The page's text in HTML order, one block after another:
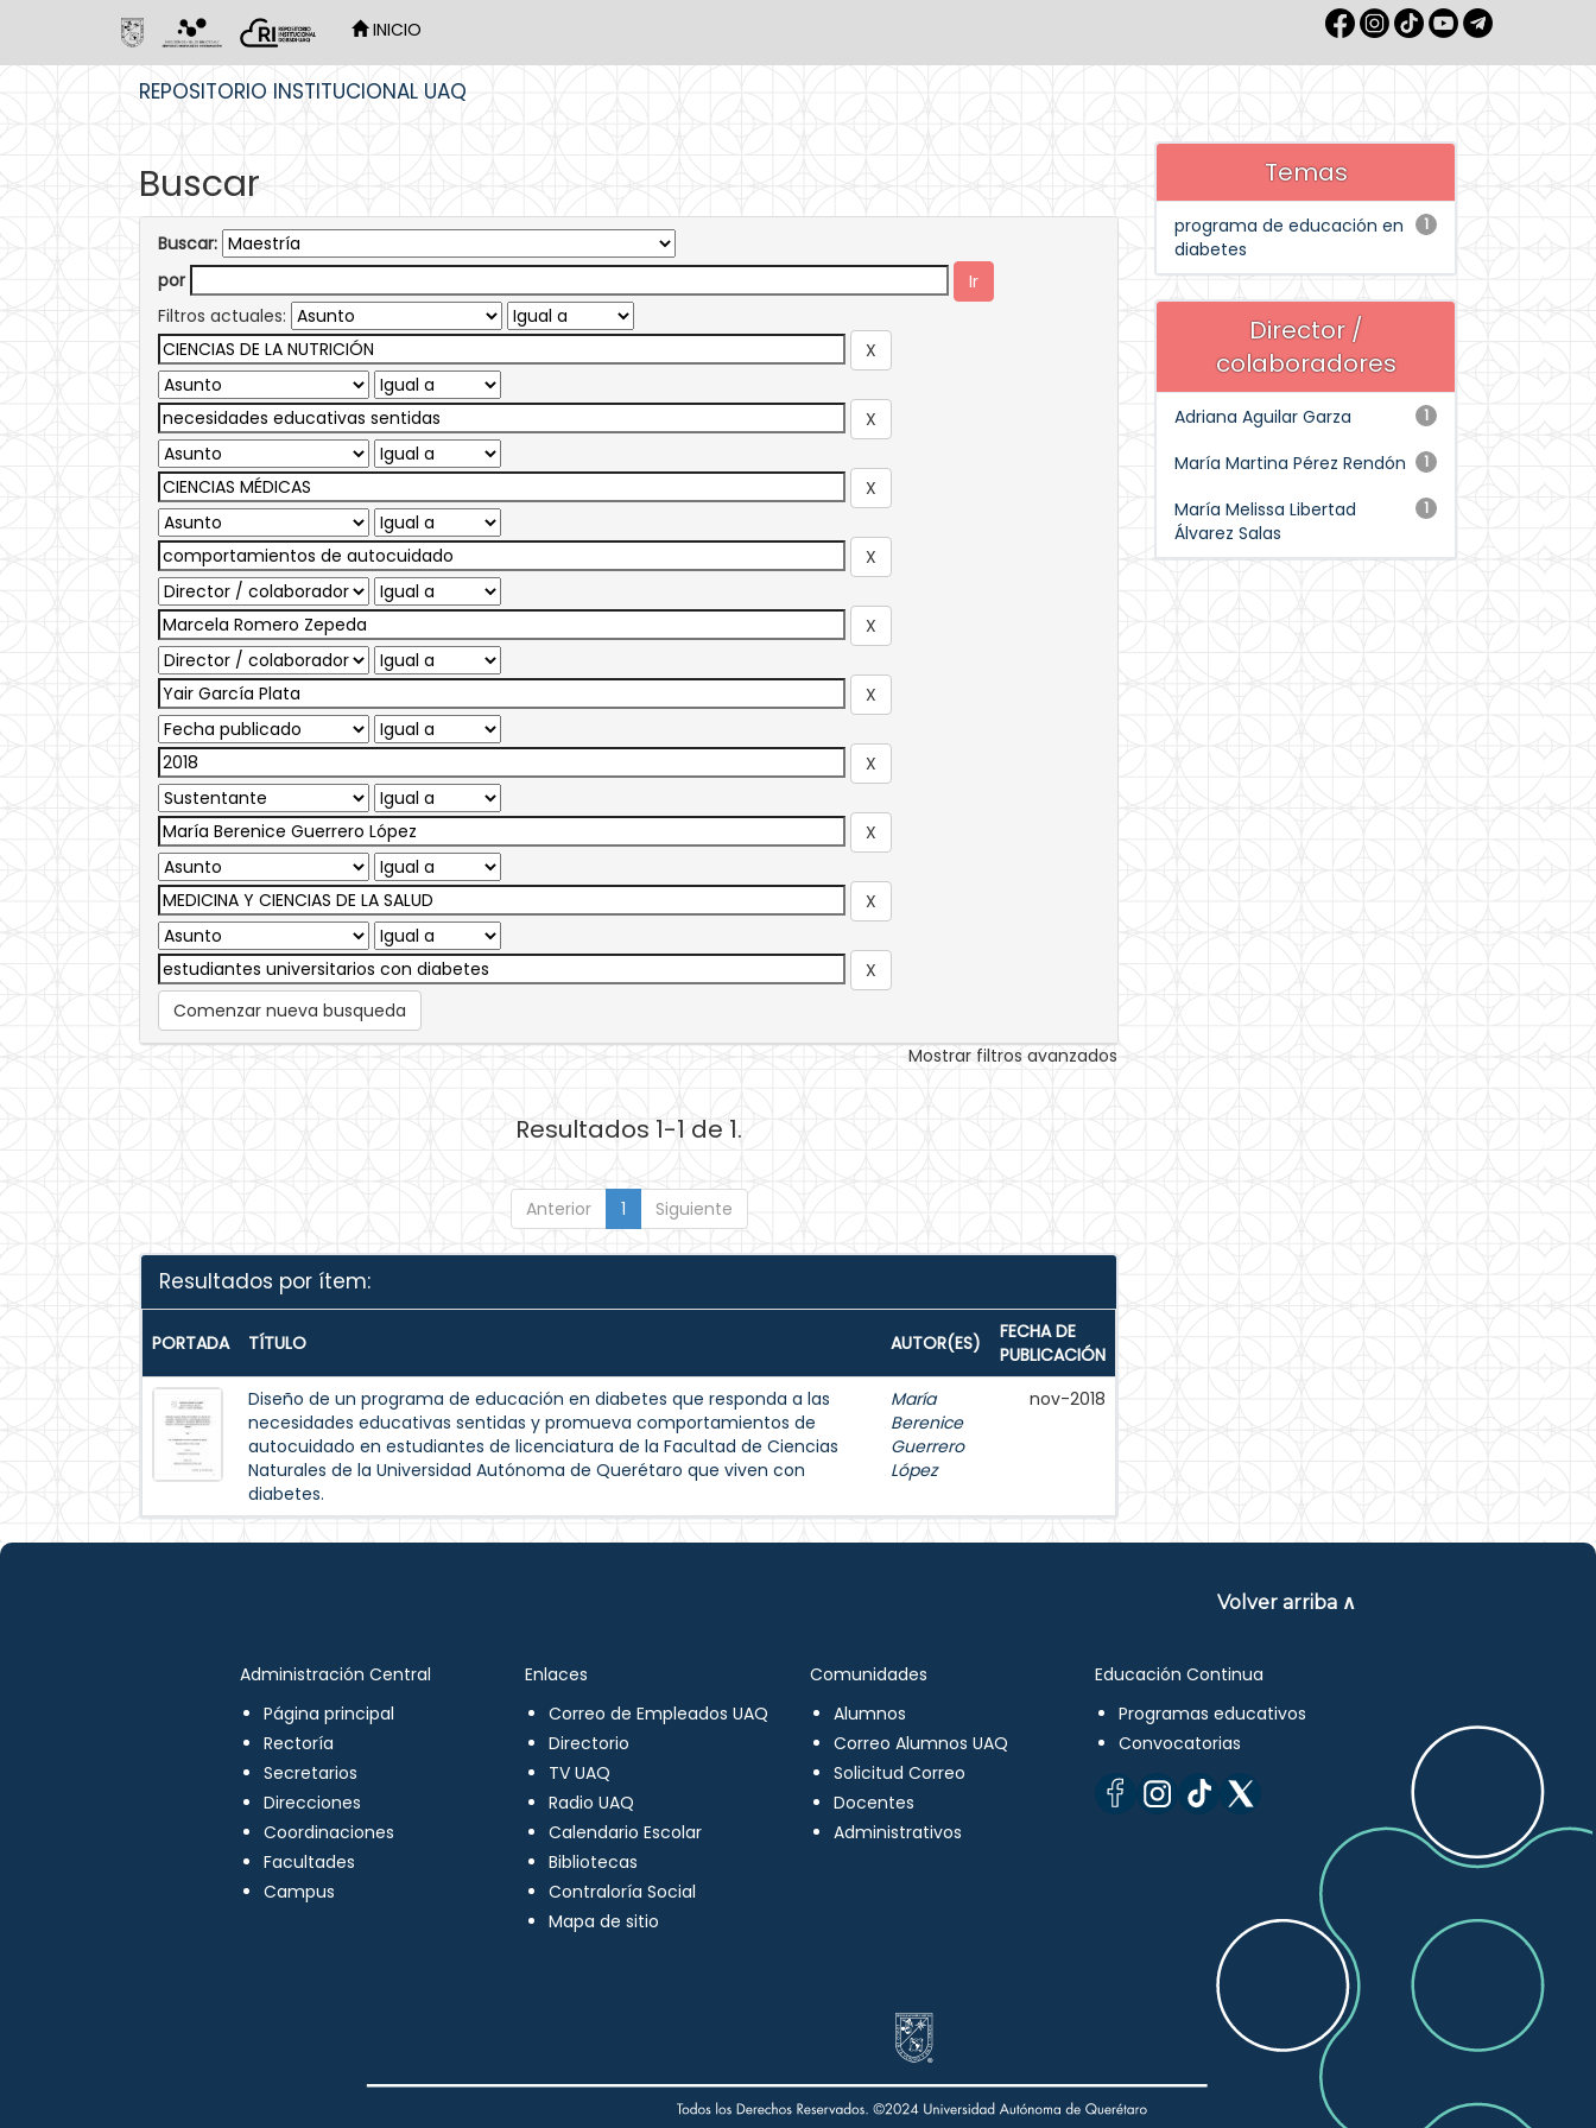
INICIO
REPOSITORIO INSTITUCIONAL UAQ
Buscar
Buscar:
por
Filtros actuales:
Comenzar nueva busqueda
Mostrar filtros avanzados
Resultados 1-1 de 1.
Anterior 1 Siguiente
Resultados por ítem:
PORTADA TÍTULO AUTOR(ES)
FECHA DE
PUBLICACIÓN
Diseño de un programa de educación en diabetes que responda a las
necesidades educativas sentidas y promueva comportamientos de
autocuidado en estudiantes de licenciatura de la Facultad de Ciencias
Naturales de la Universidad Autónoma de Querétaro que viven con
diabetes.
María
Berenice
Guerrero
López
nov-2018
Temas
1
programa de educación en
diabetes
Director /
colaboradores
1
Adriana Aguilar Garza
1
María Martina Pérez Rendón
1
María Melissa Libertad
Álvarez Salas
Volver arriba ∧
Administración Central
Página principal
Rectoría
Secretarios
Direcciones
Coordinaciones
Facultades
Campus
Enlaces
Correo de Empleados UAQ
Directorio
TV UAQ
Radio UAQ
Calendario Escolar
Bibliotecas
Contraloría Social
Mapa de sitio
Comunidades
Alumnos
Correo Alumnos UAQ
Solicitud Correo
Docentes
Administrativos
Educación Continua
Programas educativos
Convocatorias